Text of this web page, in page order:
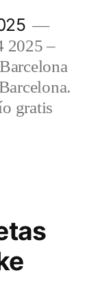
2025 –
gratis